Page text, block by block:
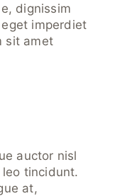
dignissim
imperdiet
sit amet
auctor nisl
tincidunt.
at,